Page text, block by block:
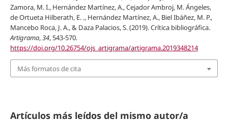
Zamora, M. I., Hernández Martínez, A., Cejador Ambroj, M. Ángeles,
de Ortueta Hilberath, E. ., Hernández Martínez, A., Biel Ibáñez, M. P.,
Mancebo Roca, J. A., & Daza Palacios, S. (2019). Crítica bibliográfica.
Artigrama,34, 543-570.
https://doi.org/10.26754/ojs_artigrama/artigrama.2019348214
Más formatos de cita
Artículos más leídos del mismo autor/a